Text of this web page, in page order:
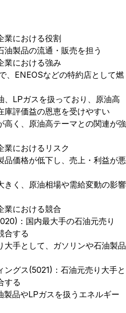
業における役割
製品の流通・販売を担う
業における強み
、ENEOSなどの特約店として燃
、LPガスを扱っており、原油高
庫評価益の恩恵を受けやすい
高く、原油高テーマとの関連が強
業におけるリスク
品価格が低下し、売上・利益が悪
きく、原油相場や需給変動の影響
業における競合
：国内最大手の石油元売り
合する
手として、ガソリンや石油製品
ングス(5021)：石油元売り大手と
する
品やLPガスを扱うエネルギー